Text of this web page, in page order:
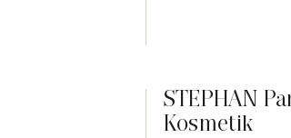
STEPHAN
Kosmetik